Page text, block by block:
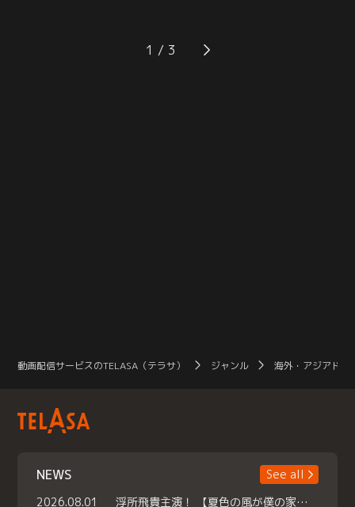
ばれてくる。ジャクソンとレクシー
は、ジョーの店にいたハントを呼び
い争いになる。一方、フォン・ヒッ
ペル・リンドウ病にかかっている患
1
動画配信サービスのTELASA（テラサ） ジャンル 海外・アジアドラ
NEWS
See all
2026.08.01
浮所飛貴主演！ 【夏色の風が僕の家にやってきた】 本日よりテラサで独占配信スタート！